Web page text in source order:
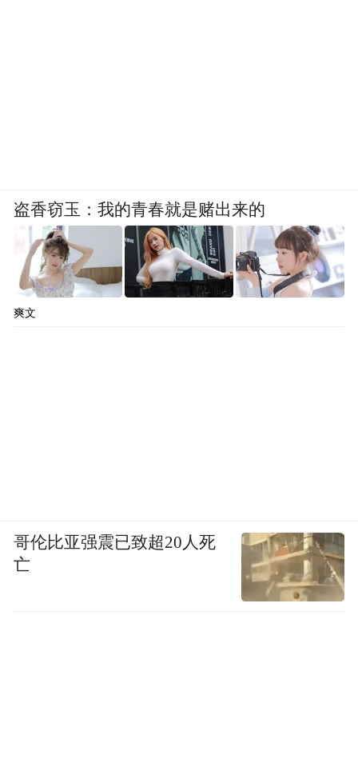
盗香窃玉：我的青春就是赌出来的
爽文
哥伦比亚强震已致超20人死
亡